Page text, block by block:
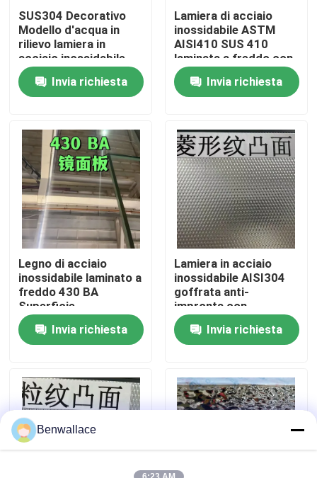
Casa.
Video
Su di noi
visita della fabbrica
Controllo della qualità
Contattaci
Notizie
Casi
SUS304 Decorativo
Modello d'acqua in
rilievo lamiera in
acciaio inossidabile
per esterni
architettonici
Invia richiesta
Lamiera di acciaio
inossidabile ASTM
AISI410 SUS 410
laminata a freddo con
superficie lucidata BA
0,8 * 1220 * 2440
Invia richiesta
Legno di acciaio
inossidabile laminato a
freddo 430 BA
Superficie
0,5*1220*2440 mm
con superficie a
specchio 6K
Invia richiesta
Lamiera in acciaio
inossidabile AISI304
goffrata anti-
impronta con
spessore da 0,4 a 3,0
mm per applicazioni
architettoniche
Invia richiesta
Benwallace